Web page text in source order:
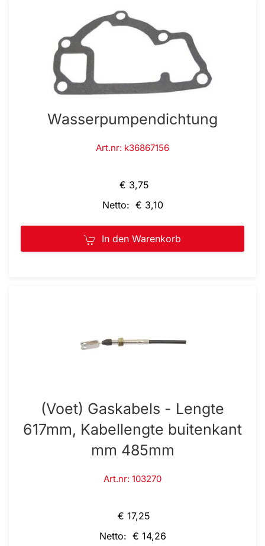
Wasserpumpendichtung
Art.nr: k36867156
€ 3,75
Netto: € 3,10
In den Warenkorb
(Voet) Gaskabels - Lengte
617mm, Kabellengte buitenkant
mm 485mm
Art.nr: 103270
€ 17,25
Netto: € 14,26